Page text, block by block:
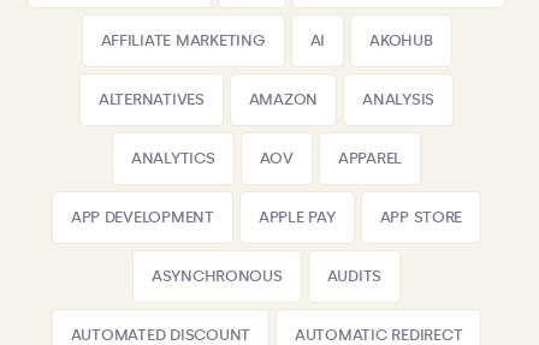
AFFILIATE MARKETING AI AKOHUB
ALTERNATIVES AMAZON ANALYSIS
ANALYTICS AOV APPAREL
APP DEVELOPMENT APPLE PAY APP STORE
ASYNCHRONOUS AUDITS
AUTOMATED DISCOUNT AUTOMATIC REDIRECT